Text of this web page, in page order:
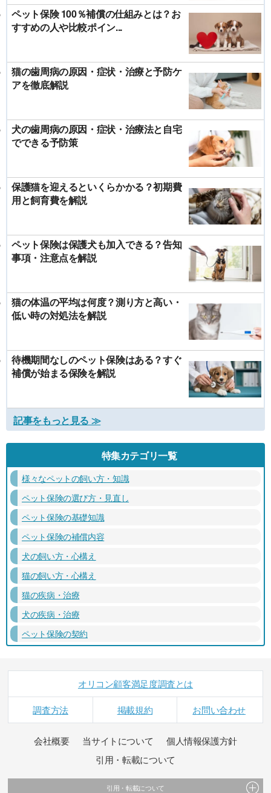
ペット保険 100％補償の仕組みとは？お
すすめの人や比較ポイン...
猫の歯周病の原因・症状・治療と予防ケ
アを徹底解説
犬の歯周病の原因・症状・治療法と自宅
でできる予防策
保護猫を迎えるといくらかかる？初期費
用と飼育費を解説
ペット保険は保護犬も加入できる？告知
事項・注意点を解説
猫の体温の平均は何度？測り方と高い・
低い時の対処法を解説
待機期間なしのペット保険はある？すぐ
補償が始まる保険を解説
記事をもっと見る ≫
特集カテゴリ一覧
様々なペットの飼い方・知識
ペット保険の選び方・見直し
ペット保険の基礎知識
ペット保険の補償内容
犬の飼い方・心構え
猫の飼い方・心構え
猫の疾病・治療
犬の疾病・治療
ペット保険の契約
オリコン顧客満足度調査とは
調査方法 掲載規約 お問い合わせ
会社概要 当サイトについて
個人情報保護方針
引用・転載について
引用・転載について